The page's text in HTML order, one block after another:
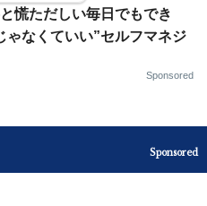
慌ただしい毎日でもでき
ゃなくていい”セルフマネジ
Sponsored
Sponsored